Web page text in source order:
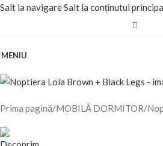
Salt la navigareSalt la conținutul
MENIU
Prima pagină/MOBILĂ DORMITOR/